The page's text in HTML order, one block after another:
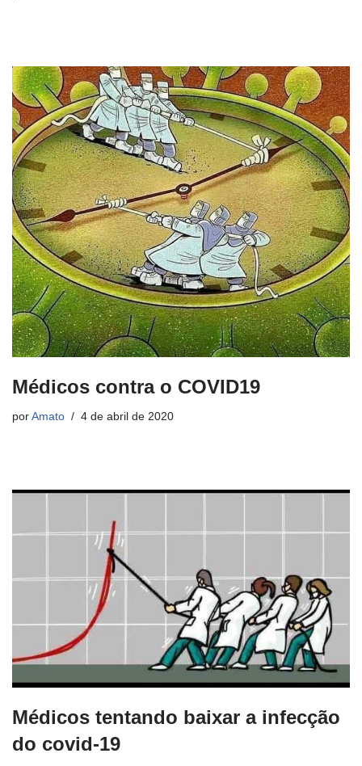
Médicos contra o COVID19
por Amato 4 de abril de 2020
Médicos tentando baixar a infecção
do covid-19